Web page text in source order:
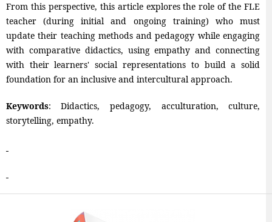
From this perspective, this article explores the role of the FLE
teacher (during initial and ongoing training) who must
update their teaching methods and pedagogy while engaging
with comparative didactics, using empathy and connecting
with their learners' social representations to build a solid
foundation for an inclusive and intercultural approach.
Keywords: Didactics, pedagogy, acculturation, culture,
storytelling, empathy.